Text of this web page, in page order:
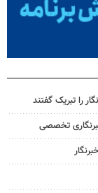
را تبریک گفتند
خبرنگاری تخصصی